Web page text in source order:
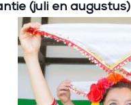
(juli en augustus)